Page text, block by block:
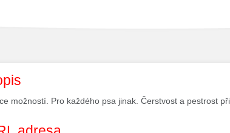
možností. Pro každého psa jinak. Čerstvost a pestrost